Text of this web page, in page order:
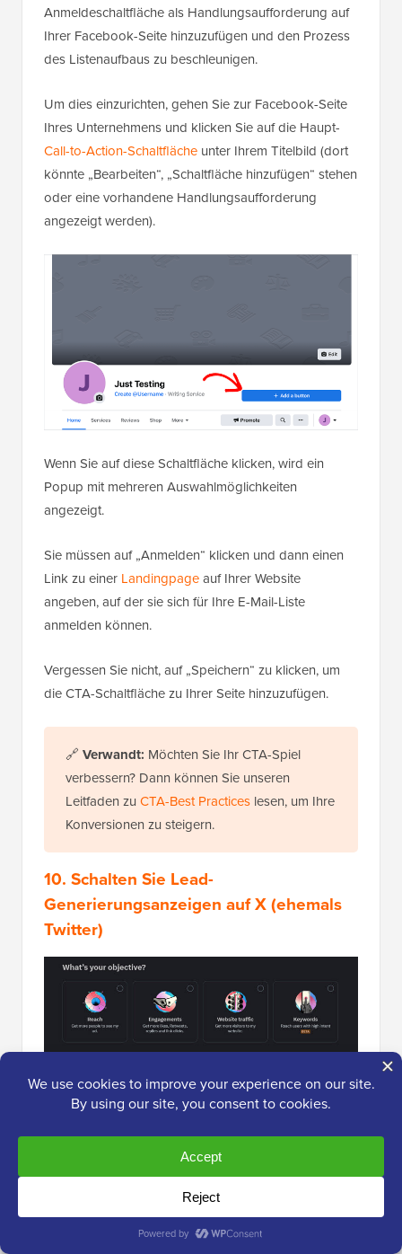
Anmeldeschaltfläche als Handlungsaufforderung auf
Ihrer Facebook-Seite hinzuzufügen und den Prozess
des Listenaufbaus zu beschleunigen.
Um dies einzurichten, gehen Sie zur Facebook-Seite
Ihres Unternehmens und klicken Sie auf die Haupt-
Call-to-Action-Schaltfläche unter Ihrem Titelbild (dort
könnte „Bearbeiten“, „Schaltfläche hinzufügen“ stehen
oder eine vorhandene Handlungsaufforderung
angezeigt werden).
Wenn Sie auf diese Schaltfläche klicken, wird ein
Popup mit mehreren Auswahlmöglichkeiten
angezeigt.
Sie müssen auf „Anmelden“ klicken und dann einen
Link zu einer Landingpageauf Ihrer Website
angeben, auf der sie sich für Ihre E-Mail-Liste
anmelden können.
Vergessen Sie nicht, auf „Speichern“ zu klicken, um
die CTA-Schaltfläche zu Ihrer Seite hinzuzufügen.
🔗 Verwandt: Möchten Sie Ihr CTA-Spiel
verbessern? Dann können Sie unseren
Leitfaden zu CTA-Best Practices lesen, um Ihre
Konversionen zu steigern.
10. Schalten Sie Lead-
Generierungsanzeigen auf X (ehemals
Twitter)
X / Twitter Adsbieten Ihnen eine weitere großartige
Möglichkeit, Ihre E-Mail-Liste zu erweitern.
Sie können Kampagnen vom Typ „Lead-
Generierung“ schalten, bei denen Nutzern ein Tweet
mit einer Schaltfläche für einen Handlungsaufruf
angezeigt wird. Wenn ein Nutzer auf die Schaltfläche